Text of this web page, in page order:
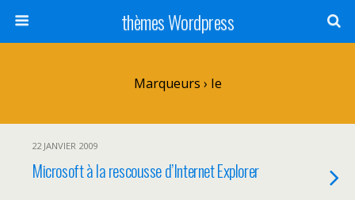
thèmes Wordpress
Marqueurs › Ie
22 JANVIER 2009
Microsoft à la rescousse d’Internet Explorer